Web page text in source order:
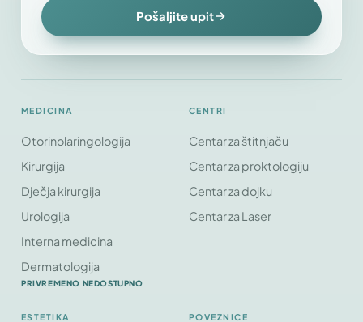
Pošaljite upit
MEDICINA
Otorinolaringologija
Kirurgija
Dječja kirurgija
Urologija
Interna medicina
Dermatologija
PRIVREMENO NEDOSTUPNO
CENTRI
Centar za štitnjaču
Centar za proktologiju
Centar za dojku
Centar za Laser
ESTETIKA POVEZNICE